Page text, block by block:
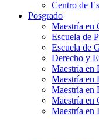
Centro de
Posgrado
Maestría en
Escuela de
Escuela de
Derecho y
Maestría en
Maestría en
Maestría en
Maestría en
Maestría en